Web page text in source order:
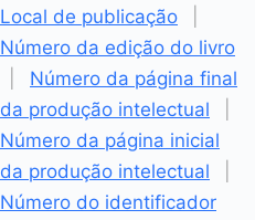
Local de publicação
Número da edição do livro
Número da página final
da produção intelectual
Número da página inicial
da produção intelectual
Número do identificador